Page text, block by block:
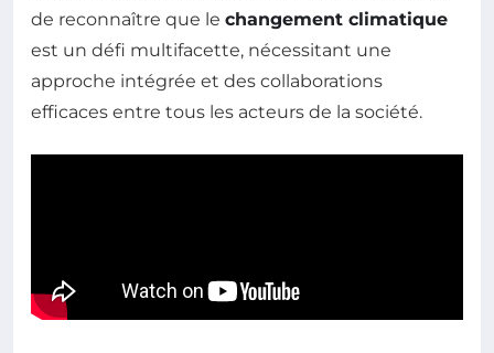
de reconnaître que le changement climatique
est un défi multifacette, nécessitant une
approche intégrée et des collaborations
efficaces entre tous les acteurs de la société.